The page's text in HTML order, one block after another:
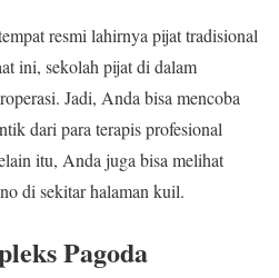
resmi lahirnya pijat tradisional
ini, sekolah pijat di dalam
Jadi, Anda bisa mencoba
dari para terapis profesional
itu, Anda juga bisa melihat
di sekitar halaman kuil.
Pagoda